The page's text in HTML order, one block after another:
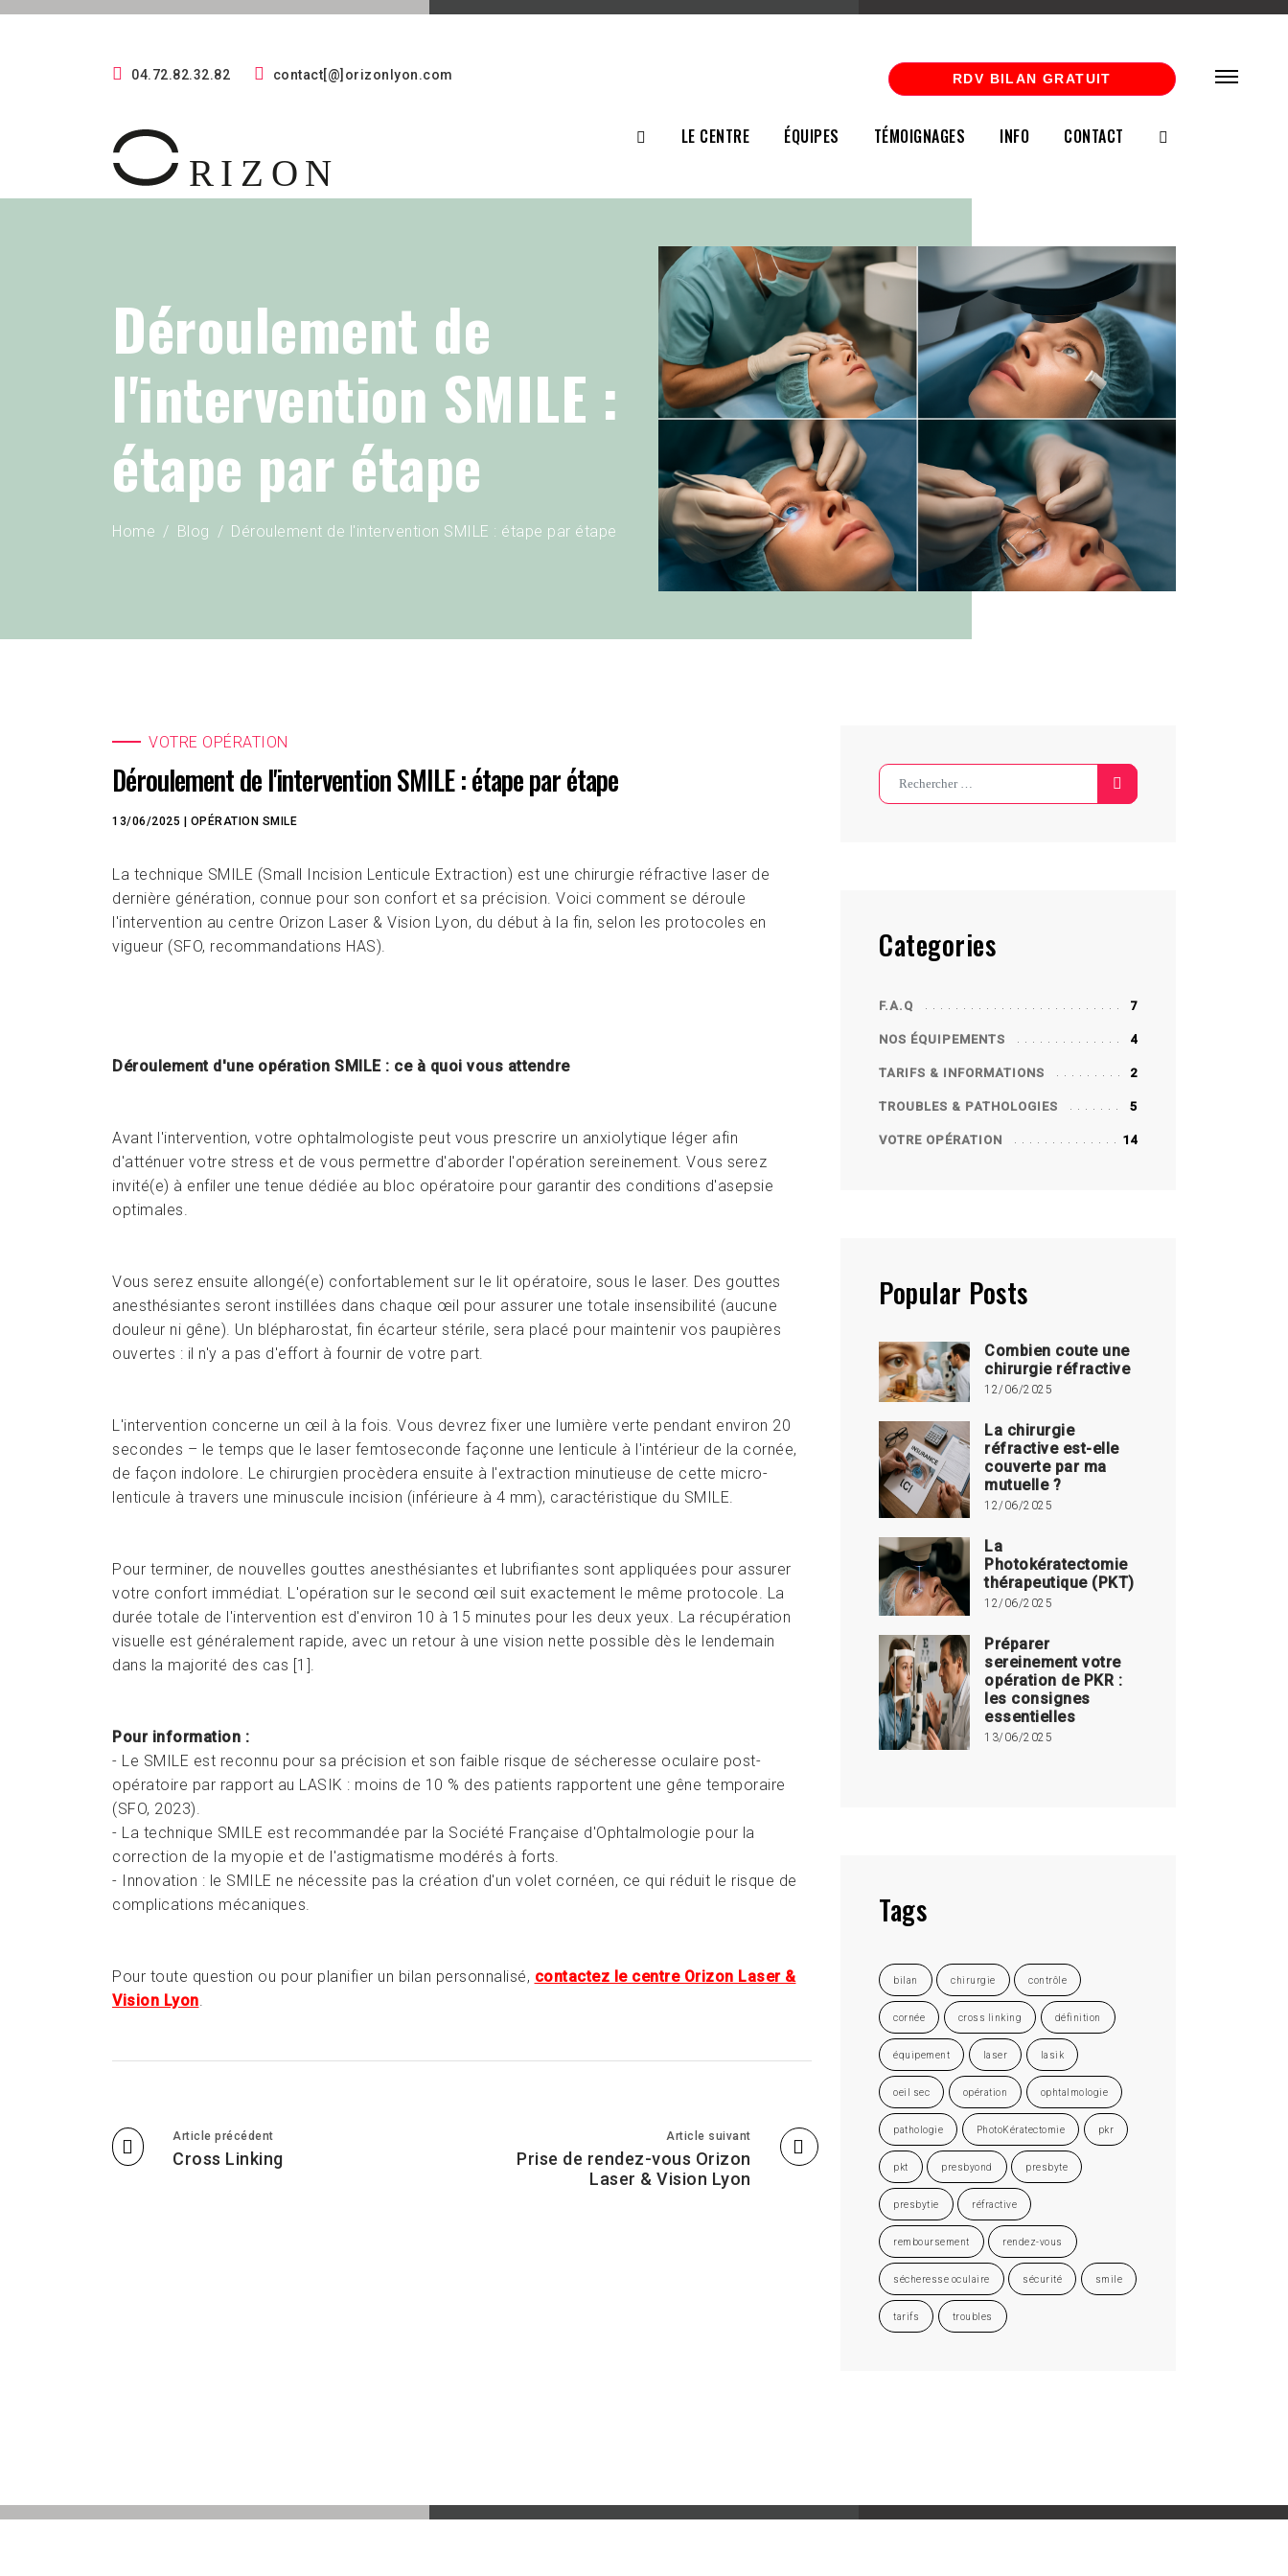
04.72.82.32.82 contact[@]orizonlyon.com RDV BILAN GRATUIT
LE CENTRE ÉQUIPES TÉMOIGNAGES INFO CONTACT
Déroulement de
l'intervention SMILE :
étape par étape
Home Blog Déroulement de l'intervention SMILE : étape par étape
VOTRE OPÉRATION
Déroulement de l'intervention SMILE : étape par étape
13/06/2025 OPÉRATION SMILE
La technique SMILE (Small Incision Lenticule Extraction) est une chirurgie réfractive laser de
dernière génération, connue pour son confort et sa précision. Voici comment se déroule
l'intervention au centre Orizon Laser & Vision Lyon, du début à la fin, selon les protocoles en
vigueur (SFO, recommandations HAS).
Déroulement d'une opération SMILE : ce à quoi vous attendre
Avant l'intervention, votre ophtalmologiste peut vous prescrire un anxiolytique léger afin
d'atténuer votre stress et de vous permettre d'aborder l'opération sereinement. Vous serez
invité(e) à enfiler une tenue dédiée au bloc opératoire pour garantir des conditions d'asepsie
optimales.
Vous serez ensuite allongé(e) confortablement sur le lit opératoire, sous le laser. Des gouttes
anesthésiantes seront instillées dans chaque œil pour assurer une totale insensibilité (aucune
douleur ni gêne). Un blépharostat, fin écarteur stérile, sera placé pour maintenir vos paupières
ouvertes : il n'y a pas d'effort à fournir de votre part.
L'intervention concerne un œil à la fois. Vous devrez fixer une lumière verte pendant environ 20
secondes – le temps que le laser femtoseconde façonne une lenticule à l'intérieur de la cornée,
de façon indolore. Le chirurgien procèdera ensuite à l'extraction minutieuse de cette micro-
lenticule à travers une minuscule incision (inférieure à 4 mm), caractéristique du SMILE.
Pour terminer, de nouvelles gouttes anesthésiantes et lubrifiantes sont appliquées pour assurer
votre confort immédiat. L'opération sur le second œil suit exactement le même protocole. La
durée totale de l'intervention est d'environ 10 à 15 minutes pour les deux yeux. La récupération
visuelle est généralement rapide, avec un retour à une vision nette possible dès le lendemain
dans la majorité des cas [1].
Pour information :
- Le SMILE est reconnu pour sa précision et son faible risque de sécheresse oculaire post-
opératoire par rapport au LASIK : moins de 10 % des patients rapportent une gêne temporaire
(SFO, 2023).
- La technique SMILE est recommandée par la Société Française d'Ophtalmologie pour la
correction de la myopie et de l'astigmatisme modérés à forts.
- Innovation : le SMILE ne nécessite pas la création d'un volet cornéen, ce qui réduit le risque de
complications mécaniques.
Pour toute question ou pour planifier un bilan personnalisé, contactez le centre Orizon Laser &
Vision Lyon.
Article précédent
Cross Linking
Article suivant
Prise de rendez-vous Orizon
Laser & Vision Lyon
Search
Categories
F.A.Q 7
NOS ÉQUIPEMENTS 4
TARIFS & INFORMATIONS 2
TROUBLES & PATHOLOGIES 5
VOTRE OPÉRATION 14
Popular Posts
Combien coute une
chirurgie réfractive
12/06/2025
La chirurgie
réfractive est-elle
couverte par ma
mutuelle ?
12/06/2025
La
Photokératectomie
thérapeutique (PKT)
12/06/2025
Préparer
sereinement votre
opération de PKR :
les consignes
essentielles
13/06/2025
Tags
bilan chirurgie contrôle
cornée cross linking définition
équipement laser lasik
oeil sec opération ophtalmologie
pathologie PhotoKératectomie pkr
pkt presbyond presbyte
presbytie réfractive
remboursement rendez-vous
sécheresse oculaire sécurité smile
tarifs troubles